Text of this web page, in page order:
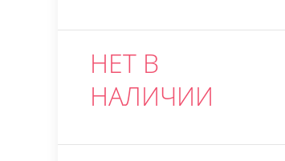
НЕТ В
НАЛИЧИИ